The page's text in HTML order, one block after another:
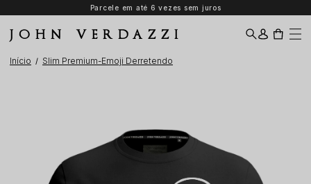
Parcele em até 6 vezes sem juros
JOHN VERDAZZI
Início Slim Premium-Emoji Derretendo